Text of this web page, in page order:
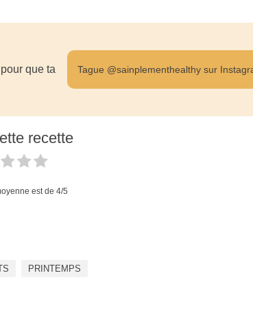
que ta
Tague @sainplementhealthy sur
recette
est de 4/5
PRINTEMPS